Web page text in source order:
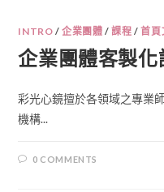
INTRO /企業團體 /課程 /首頁
企業團體客製
彩光心鏡擅於各領域之專業
機構...
0 COMMENTS